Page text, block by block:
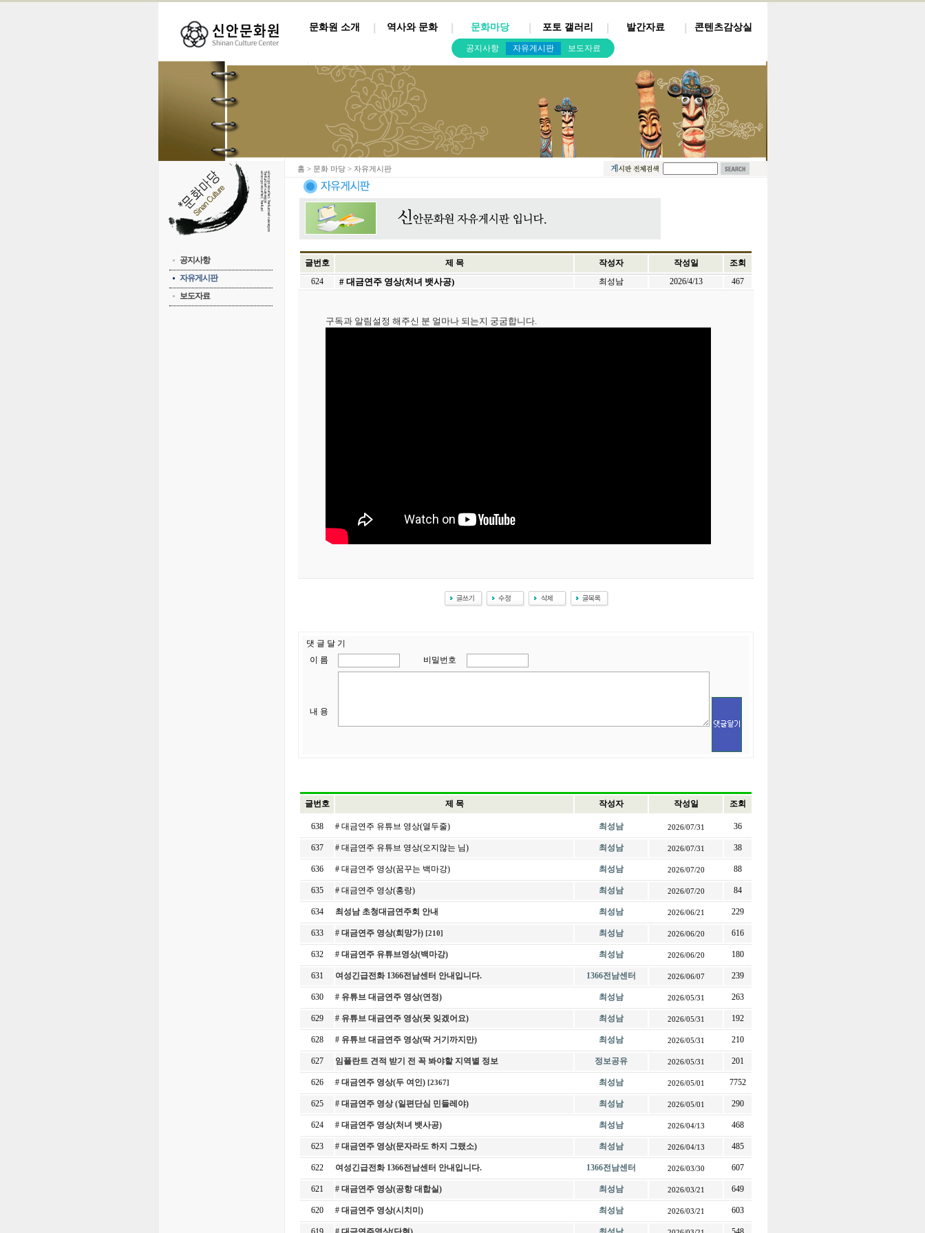
문화원 소개 역사와 문화 문화마당
공지사항 자유게시판 보도자료
포토 갤러리 발간자료 콘텐츠감상실
공지사항
자유게시판
보도자료
홈 > 문화 마당 > 자유게시판
글번호 제 목 작성자 작성일
조회
624
# 대금연주 영상(처녀 뱃사공) 최성남 2026/4/13 467
구독과 알림설정 해주신 분 얼마나 되는지 궁굼합니다.
댓 글 달 기
이 름
비밀번호
내 용
글번호 제 목 작성자 작성일 조회
638 # 대금연주 유튜브 영상(열두줄) 최성남 2026/07/31 36
637 # 대금연주 유튜브 영상(오지않는 님) 최성남 2026/07/31 38
636 # 대금연주 영상(꿈꾸는 백마강) 최성남 2026/07/20 88
635 # 대금연주 영상(홍랑) 최성남 2026/07/20 84
634 최성남 초청대금연주회 안내 최성남 2026/06/21 229
633 # 대금연주 영상(희망가) [210] 최성남 2026/06/20 616
632 # 대금연주 유튜브영상(백마강) 최성남 2026/06/20 180
631 여성긴급전화 1366전남센터 안내입니다. 1366전남센터 2026/06/07 239
630 # 유튜브 대금연주 영상(연정) 최성남 2026/05/31 263
629 # 유튜브 대금연주 영상(못 잊겠어요) 최성남 2026/05/31 192
628 # 유튜브 대금연주 영상(딱 거기까지만) 최성남 2026/05/31 210
627 임플란트 견적 받기 전 꼭 봐야할 지역별 정보 정보공유 2026/05/31 201
626 # 대금연주 영상(두 여인) [2367] 최성남 2026/05/01 7752
625 # 대금연주 영상 (일편단심 민들레야) 최성남 2026/05/01 290
624 # 대금연주 영상(처녀 뱃사공) 최성남 2026/04/13 468
623 # 대금연주 영상(문자라도 하지 그랬소) 최성남 2026/04/13 485
622 여성긴급전화 1366전남센터 안내입니다. 1366전남센터 2026/03/30 607
621 # 대금연주 영상(공항 대합실) 최성남 2026/03/21 649
620 # 대금연주 영상(시치미) 최성남 2026/03/21 603